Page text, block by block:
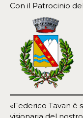
Con il Patrocinio
«Federico Tavan è